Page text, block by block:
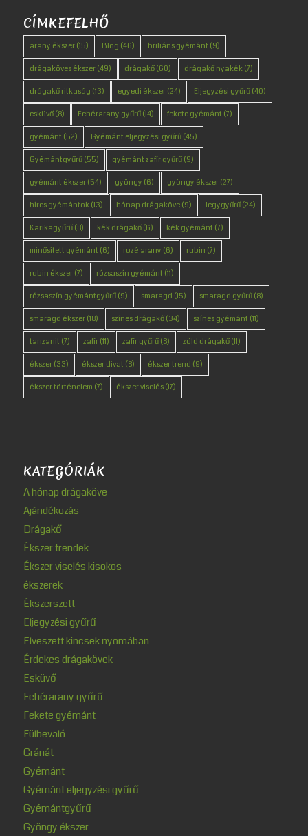
CÍMKEFELHŐ
arany ékszer(15) Blog (46) briliáns gyémánt (9)
drágaköves ékszer(49) drágakő(60) drágakő nyakék(7)
drágakő ritkaság (13) egyedi ékszer(24) Eljegyzési gyűrű(40)
esküvő(8) Fehérarany gyűrű(14) fekete gyémánt (7)
gyémánt (52) Gyémánt eljegyzési gyűrű(45)
Gyémántgyűrű(55) gyémánt zafír gyűrű(9)
gyémánt ékszer(54) gyöngy (6) gyöngy ékszer(27)
híres gyémántok(13) hónap drágaköve(9) Jegygyűrű(24)
Karikagyűrű(8) kék drágakő(6) kék gyémánt (7)
minősített gyémánt (6) rozé arany (6) rubin (7)
rubin ékszer(7) rózsaszín gyémánt (11)
rózsaszín gyémántgyűrű(9) smaragd (15) smaragd gyűrű(8)
smaragd ékszer(18) színes drágakő(34) színes gyémánt (11)
tanzanit (7) zafír(11) zafír gyűrű(8) zöld drágakő(11)
ékszer(33) ékszer divat (8) ékszer trend (9)
ékszer történelem (7) ékszer viselés(17)
KATEGÓRIÁK
A hónap drágaköve
Ajándékozás
Drágakő
Ékszer trendek
Ékszer viselés kisokos
ékszerek
Ékszerszett
Eljegyzési gyűrű
Elveszett kincsek nyomában
Érdekes drágakövek
Esküvő
Fehérarany gyűrű
Fekete gyémánt
Fülbevaló
Gránát
Gyémánt
Gyémánt eljegyzési gyűrű
Gyémántgyűrű
Gyöngy ékszer